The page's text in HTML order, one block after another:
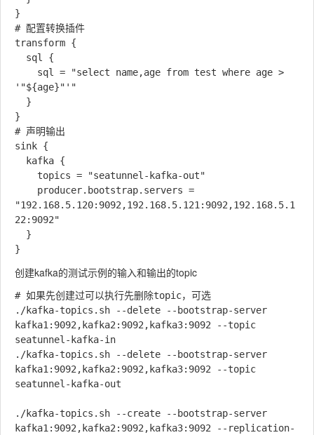
}
# 配置转换插件
transform {
'"${age}"'"
}
# 声明输出
sink {
"192.168.5.120:9092,192.168.5.121:9092,192.168.5.1
22:9092"
创建kafka的测试示例的输入和输出的topic
# 如果先创建过可以执行先删除topic，可选
./kafka-topics.sh --delete --bootstrap-server
kafka1:9092,kafka2:9092,kafka3:9092 --topic
seatunnel-kafka-in
./kafka-topics.sh --delete --bootstrap-server
kafka1:9092,kafka2:9092,kafka3:9092 --topic
seatunnel-kafka-out
./kafka-topics.sh --create --bootstrap-server
kafka1:9092,kafka2:9092,kafka3:9092 --replication-